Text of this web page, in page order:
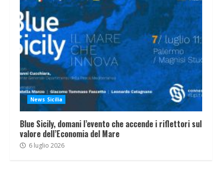
News Sicilia
Blue Sicily, domani l’evento che accende i riflettori sul
valore dell’Economia del Mare
6 luglio 2026